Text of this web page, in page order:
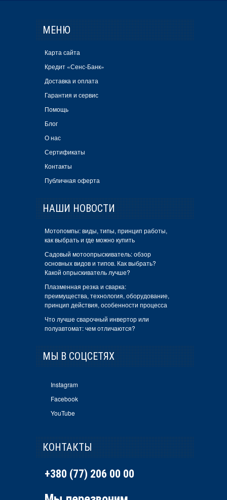
МЕНЮ
Карта сайта
Кредит «Сенс-Банк»
Доставка и оплата
Гарантия и сервис
Помощь
Блог
О нас
Сертификаты
Контакты
Публичная оферта
НАШИ НОВОСТИ
Мотопомпы: виды, типы, принцип работы,
как выбрать и где можно купить
Садовый мотоопрыскиватель: обзор
основных видов и типов. Как выбрать?
Какой опрыскиватель лучше?
Плазменная резка и сварка:
преимущества, технология, оборудование,
принцип действия, особенности процесса
Что лучше сварочный инвертор или
полуавтомат: чем отличаются?
МЫ В СОЦСЕТЯХ
Instagram
Facebook
YouTube
КОНТАКТЫ
+380 (77) 206 00 00